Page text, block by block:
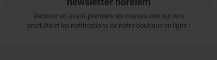
Recevez en avant-première les nouveautés sur nos
produits et les notifications de notre boutique en ligne !